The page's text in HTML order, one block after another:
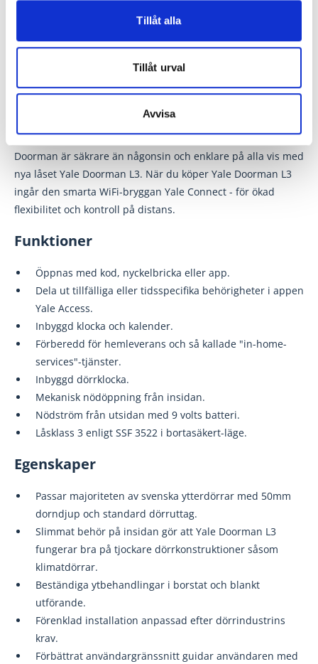
Tillåt alla
Tillåt urval
Avvisa
Ny design, låsklass 3 och ännu fler smarta funktioner.
Doorman-serien har fått tillskott av Yale Doorman L3. Yale
Doorman är säkrare än någonsin och enklare på alla vis med
nya låset Yale Doorman L3. När du köper Yale Doorman L3
ingår den smarta WiFi-bryggan Yale Connect - för ökad
flexibilitet och kontroll på distans.
Funktioner
Öppnas med kod, nyckelbricka eller app.
Dela ut tillfälliga eller tidsspecifika behörigheter i appen
Yale Access.
Inbyggd klocka och kalender.
Förberedd för hemleverans och så kallade "in-home-
services"-tjänster.
Inbyggd dörrklocka.
Mekanisk nödöppning från insidan.
Nödström från utsidan med 9 volts batteri.
Låsklass 3 enligt SSF 3522 i bortasäkert-läge.
Egenskaper
Passar majoriteten av svenska ytterdörrar med 50mm
dorndjup och standard dörruttag.
Slimmat behör på insidan gör att Yale Doorman L3
fungerar bra på tjockare dörrkonstruktioner såsom
klimatdörrar.
Beständiga ytbehandlingar i borstat och blankt
utförande.
Förenklad installation anpassad efter dörrindustrins
krav.
Förbättrat användargränssnitt guidar användaren med